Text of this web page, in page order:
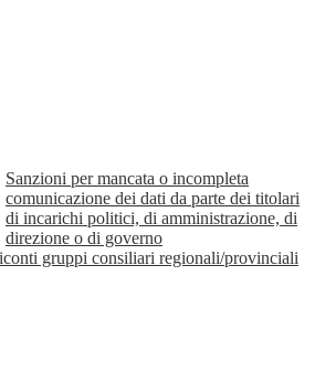
Sanzioni per mancata o incompleta
comunicazione dei dati da parte dei titolari
di incarichi politici, di amministrazione, di
direzione o di governo
gruppi consiliari regionali/provinciali